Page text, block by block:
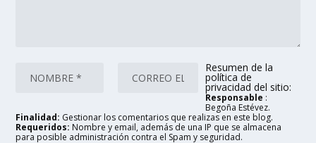
Resumen de la
política de
privacidad del sitio:
Responsable :
Begoña Estévez.
Finalidad: Gestionar los comentarios que realizas en este blog.
Requeridos: Nombre y email, además de una IP que se almacena
para posible administración contra el Spam y seguridad.